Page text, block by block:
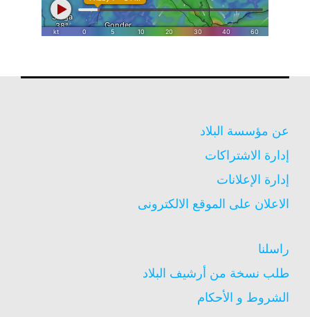
عن مؤسسة البلاد
إدارة الاشتراكات
إدارة الإعلانات
الاعلان على الموقع الالكترونى
راسلنا
طلب نسخة من أرشيف البلاد
الشروط و الأحكام